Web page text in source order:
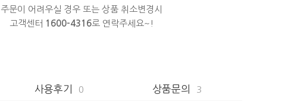
주문이 어려우실 경우 또는 상품 취소변경시
고객센터 1600-4316로 연락주세요~!
사용후기 0 상품문의 3